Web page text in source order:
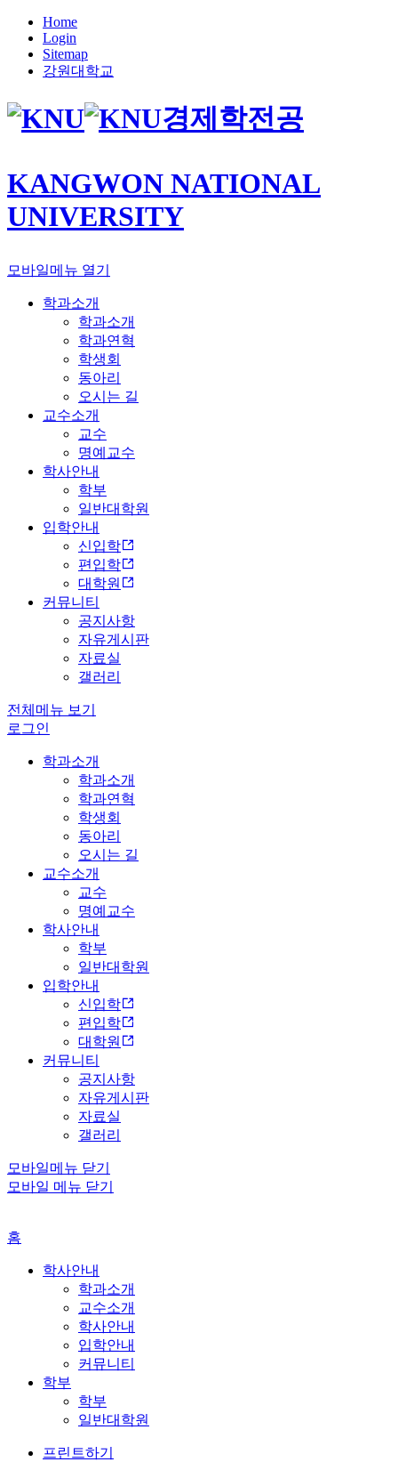
Home
Login
Sitemap
강원대학교
경제학전공
KANGWON NATIONAL
UNIVERSITY
모바일메뉴 열기
학과소개
학과소개
학과연혁
학생회
동아리
오시는 길
교수소개
교수
명예교수
학사안내
학부
일반대학원
입학안내
신입학
편입학
대학원
커뮤니티
공지사항
자유게시판
자료실
갤러리
전체메뉴 보기
로그인
학과소개
학과소개
학과연혁
학생회
동아리
오시는 길
교수소개
교수
명예교수
학사안내
학부
일반대학원
입학안내
신입학
편입학
대학원
커뮤니티
공지사항
자유게시판
자료실
갤러리
모바일메뉴 닫기
모바일 메뉴 닫기
홈
학사안내
학과소개
교수소개
학사안내
입학안내
커뮤니티
학부
학부
일반대학원
프린트하기